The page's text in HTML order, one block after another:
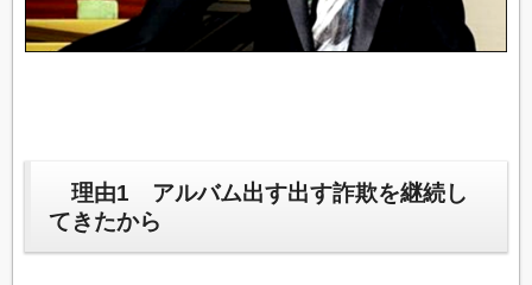
理由1 アルバム出す出す詐欺を継続し
てきたから